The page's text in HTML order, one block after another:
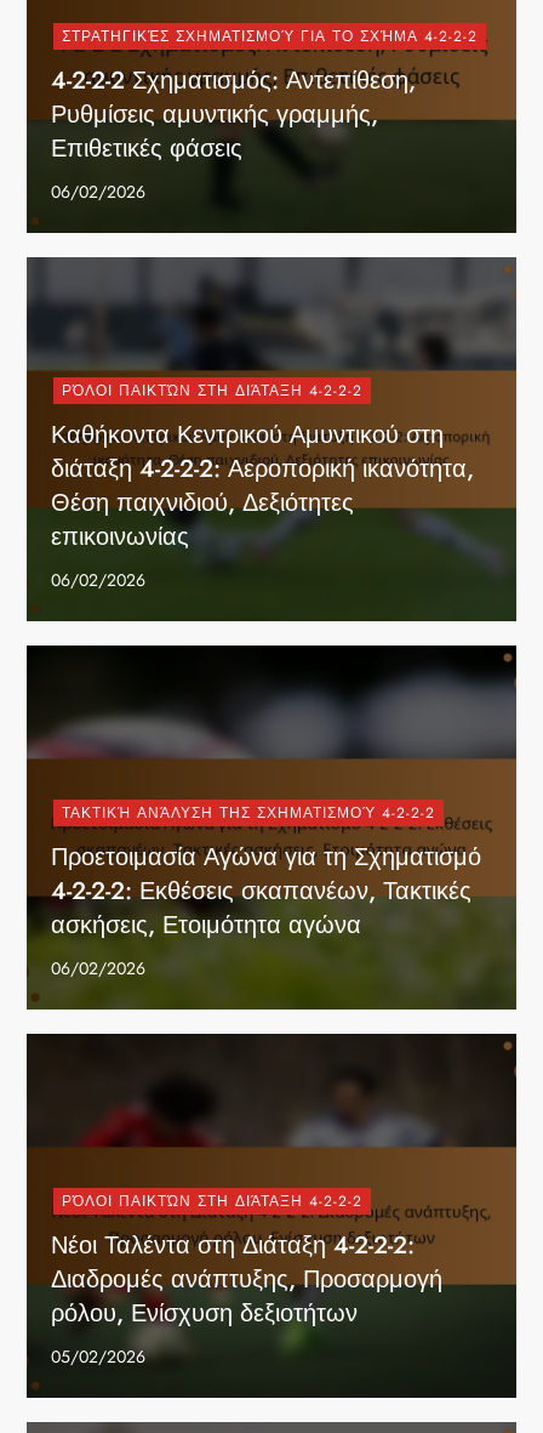
ΣΤΡΑΤΗΓΙΚΈΣ ΣΧΗΜΑΤΙΣΜΟΎ ΓΙΑ ΤΟ ΣΧΉΜΑ 4-2-2-2
4-2-2-2 Σχηματισμός: Αντεπίθεση,
Ρυθμίσεις αμυντικής γραμμής,
Επιθετικές φάσεις
06/02/2026
ΡΌΛΟΙ ΠΑΙΚΤΏΝ ΣΤΗ ΔΙΆΤΑΞΗ 4-2-2-2
Καθήκοντα Κεντρικού Αμυντικού στη
διάταξη 4-2-2-2: Αεροπορική ικανότητα,
Θέση παιχνιδιού, Δεξιότητες
επικοινωνίας
06/02/2026
ΤΑΚΤΙΚΉ ΑΝΆΛΥΣΗ ΤΗΣ ΣΧΗΜΑΤΙΣΜΟΎ 4-2-2-2
Προετοιμασία Αγώνα για τη Σχηματισμό
4-2-2-2: Εκθέσεις σκαπανέων, Τακτικές
ασκήσεις, Ετοιμότητα αγώνα
06/02/2026
ΡΌΛΟΙ ΠΑΙΚΤΏΝ ΣΤΗ ΔΙΆΤΑΞΗ 4-2-2-2
Νέοι Ταλέντα στη Διάταξη 4-2-2-2:
Διαδρομές ανάπτυξης, Προσαρμογή
ρόλου, Ενίσχυση δεξιοτήτων
05/02/2026